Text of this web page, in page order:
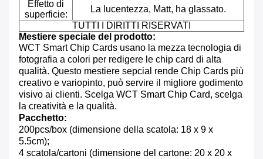
Effetto di
superficie:
La lucentezza, Matt, ha glassato.
TUTTI I DIRITTI RISERVATI
Mestiere speciale del prodotto:
WCT Smart Chip Cards usano la mezza tecnologia di
fotografia a colori per redigere le chip card di alta
qualità. Questo mestiere sepcial rende Chip Cards più
creativo e variopinto, può servire il migliore godimento
visivo ai clienti. Scelga WCT Smart Chip Card, scelga
la creatività e la qualità.
Pacchetto:
200pcs/box (dimensione della scatola: 18 x 9 x
5.5cm);
4 scatola/cartoni (dimensione del cartone: 20 x 20 x